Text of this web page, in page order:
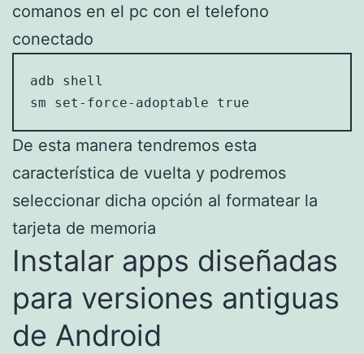
comanos en el pc con el telefono
conectado
adb shell
sm set-force-adoptable true
De esta manera tendremos esta
característica de vuelta y podremos
seleccionar dicha opción al formatear la
tarjeta de memoria
Instalar apps diseñadas
para versiones antiguas
de Android